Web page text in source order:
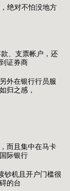
绝对不怕没地方
、支票帐户，还
证券商
外在银行行员服
归之感，
而且集中在马卡
际银行
钞机且开户门槛很
的台